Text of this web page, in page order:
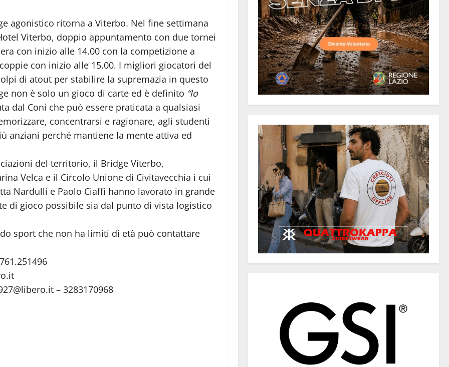
agonistico ritorna a Viterbo. Nel fine settimana
Viterbo, doppio appuntamento con due tornei
con inizio alle 14.00 con la competizione a
con inizio alle 15.00. I migliori giocatori del
di atout per stabilire la supremazia in questo
non è solo un gioco di carte ed è definito “lo
dal Coni che può essere praticata a qualsiasi
concentrarsi e ragionare, agli studenti
anziani perché mantiene la mente attiva ed
del territorio, il Bridge Viterbo,
Velca e il Circolo Unione di Civitavecchia i cui
Nardulli e Paolo Ciaffi hanno lavorato in grande
di gioco possibile sia dal punto di vista logistico
sport che non ha limiti di età può contattare
– 3283170968